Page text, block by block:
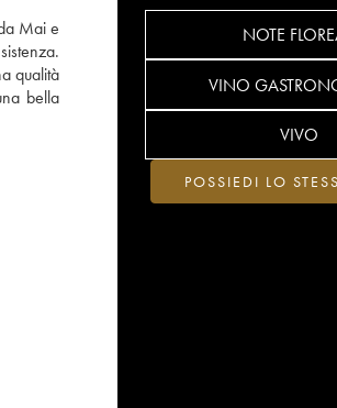
Mai e
qualità
bella
NOTE
VINO
VIVO
POSSIEDI LO